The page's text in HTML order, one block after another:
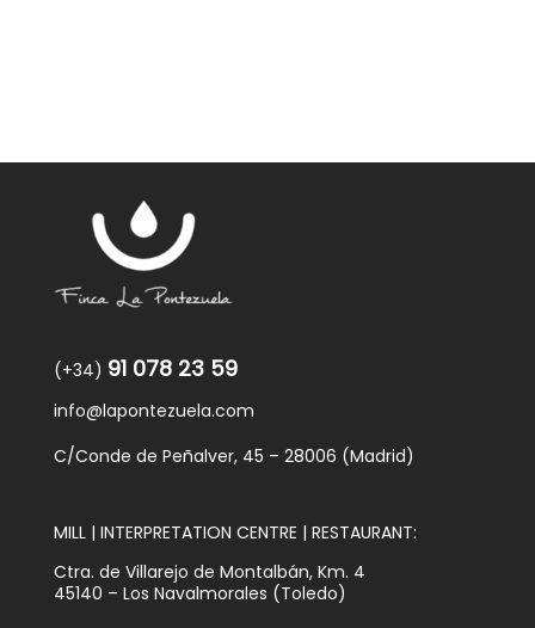
(+34) 91 078 23 59
info@lapontezuela.com
C/Conde de Peñalver, 45 – 28006 (Madrid)
MILL | INTERPRETATION CENTRE | RESTAURANT:
Ctra. de Villarejo de Montalbán, Km. 4
45140 – Los Navalmorales (Toledo)